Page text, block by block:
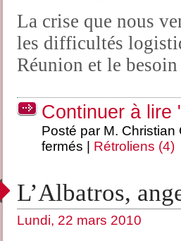
La crise que nous
les difficultés
Réunion et le
Continuer à lire
Posté par M.
fermés
Rétroliens (4)
L’Albatros,
Lundi, 22 mars 2010